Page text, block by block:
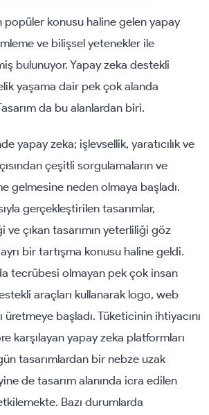
popüler konusu haline gelen yapay
ve bilişsel yetenekler ile
bulunuyor. Yapay zeka destekli
yaşama dair pek çok alanda
da bu alanlardan biri.
yapay zeka; işlevsellik, yaratıcılık ve
çeşitli sorgulamaların ve
gelmesine neden olmaya başladı.
gerçekleştirilen tasarımlar,
ve çıkan tasarımın yeterliliği göz
ayrı bir tartışma konusu haline geldi.
tecrübesi olmayan pek çok insan
araçları kullanarak logo, web
üretmeye başladı. Tüketicinin ihtiyacını
karşılayan yapay zeka platformları
tasarımlardan bir nebze uzak
de tasarım alanında icra edilen
Bazı durumlarda